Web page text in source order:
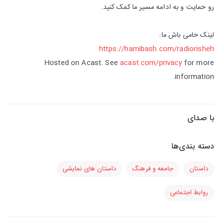
رو حمایت و به ادامه مسیر ما کمک کنید.
لینک حامی باش ما:
https://hamibash.com/radiorisheh
Hosted on Acast. Seeacast.com/privacy for more
information.
با صدای
دسته بندی‌ها
داستان جامعه و فرهنگ داستان های نمایشی
روابط اجتماعی